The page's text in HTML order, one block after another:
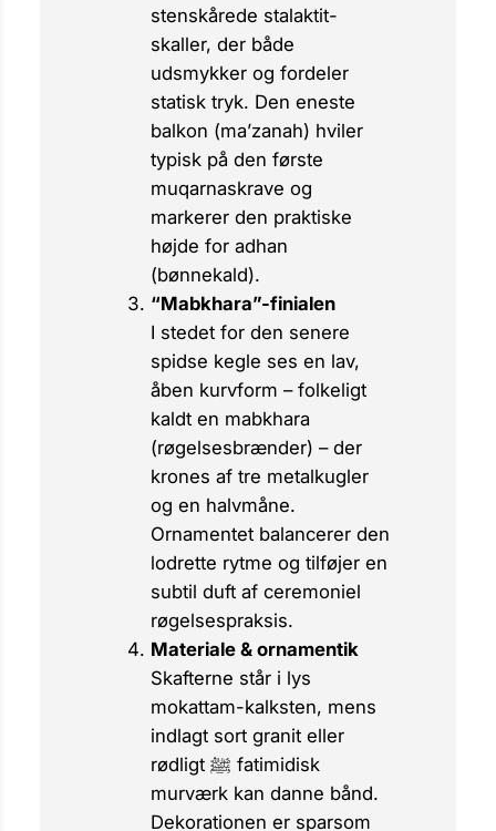
stenskårede stalaktit-
skaller, der både
udsmykker og fordeler
statisk tryk. Den eneste
balkon (ma’zanah) hviler
typisk på den første
muqarnaskrave og
markerer den praktiske
højde for adhan
(bønnekald).
“Mabkhara”-finialen
I stedet for den senere
spidse kegle ses en lav,
åben kurvform – folkeligt
kaldt en mabkhara
(røgelsesbrænder) – der
krones af tre metalkugler
og en halvmåne.
Ornamentet balancerer den
lodrette rytme og tilføjer en
subtil duft af ceremoniel
røgelsespraksis.
Materiale & ornamentik
Skafterne står i lys
mokattam-kalksten, mens
indlagt sort granit eller
rødligt ﷺ fatimidisk
murværk kan danne bånd.
Dekorationen er sparsom